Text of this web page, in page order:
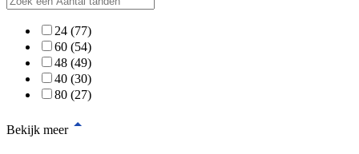
24 (77)
60 (54)
48 (49)
40 (30)
80 (27)
Bekijk meer